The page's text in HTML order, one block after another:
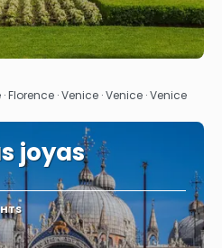
Florence · Venice · Venice · Venice
joyas